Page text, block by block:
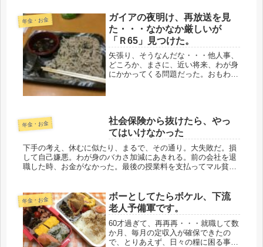
は、少額。私の場合は、再婚を失敗し
たので、夫とは名ばかりの夫。一人
で、...
年金・お金
ガイアの夜明け、再放送を見
た・・・なかなか厳しいが
「Ｒ65」見つけた。
矢張り、そうなんだな・・・他人事、
どころか、まさに、近い将来、わが身
にかかってくる問題だった。おもわ
の生...
年金・お金
社会保険から抜けたら、やっ
てはいけなかった
下手の考え、休むに似たり、まるで、その通り。大失敗だ。損
して自己嫌悪。わが身のバカさ加減にあきれる。前の会社を退
職した時、お金がなかった。最後の授業料を支払ってマル貧。
年金・お金
ボーとしてたらボケル、下流
老人予備軍です。
60才過ぎて、再再再・・・就職して数
か月、毎月の定収入が確保できたの
で、とりあえず、日々の糧に困る事は